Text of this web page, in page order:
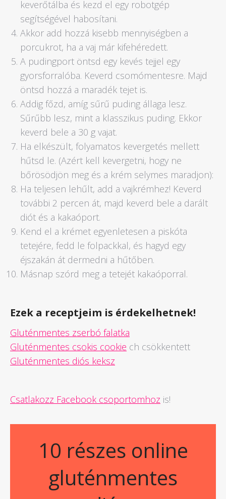
keverőtálba és kezd el egy robotgép
segítségével habosítani.
Akkor add hozzá kisebb mennyiségben a
porcukrot, ha a vaj már kifehéredett.
A pudingport öntsd egy kevés tejjel egy
gyorsforralóba. Keverd csomómentesre. Majd
öntsd hozzá a maradék tejet is.
Addig főzd, amíg sűrű puding állaga lesz.
Sűrűbb lesz, mint a klasszikus puding. Ekkor
keverd bele a 30 g vajat.
Ha elkészült, folyamatos kevergetés mellett
hűtsd le. (Azért kell kevergetni, hogy ne
bőrösödjön meg és a krém selymes maradjon):
Ha teljesen lehűlt, add a vajkrémhez! Keverd
további 2 percen át, majd keverd bele a darált
diót és a kakaóport.
Kend el a krémet egyenletesen a piskóta
tetejére, fedd le folpackkal, és hagyd egy
éjszakán át dermedni a hűtőben.
Másnap szórd meg a tetejét kakaóporral.
Ezek a receptjeim is érdekelhetnek!
Gluténmentes zserbó falatka
Gluténmentes csokis cookie ch csökkentett
Gluténmentes diós keksz
Csatlakozz Facebook csoportomhoz is!
10 részes online
gluténmentes